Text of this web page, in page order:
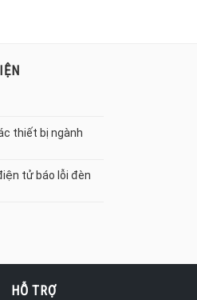
thiết bị ngành
tử báo lỗi đèn
HỖ TRỢ